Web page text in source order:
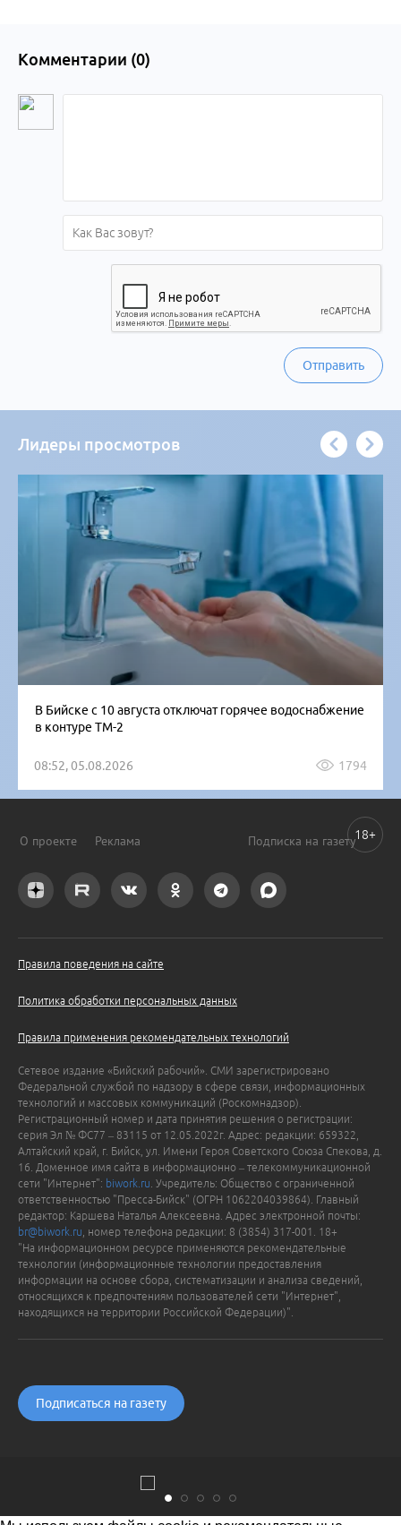
Комментарии (0)
Отправить
Лидеры просмотров
В Бийске с 10 августа отключат горячее водоснабжение
в контуре ТМ-2
08:52, 05.08.2026 1794
О проекте Реклама Подписка на газету
Правила поведения на сайте
Политика обработки персональных данных
Правила применения рекомендательных технологий
Сетевое издание «Бийский рабочий». СМИ зарегистрировано
Федеральной службой по надзору в сфере связи, информационных
технологий и массовых коммуникаций (Роскомнадзор).
Регистрационный номер и дата принятия решения о регистрации:
серия Эл № ФС77 – 83115 от 12.05.2022г. Адрес: редакции: 659322,
Алтайский край, г. Бийск, ул. Имени Героя Советского Союза Спекова, д.
16. Доменное имя сайта в информационно – телекоммуникационной
сети "Интернет": biwork.ru . Учредитель: Общество с ограниченной
ответственностью "Пресса-Бийск" (ОГРН 1062204039864). Главный
редактор: Каршева Наталья Алексеевна. Адрес электронной почты:
br@biwork.ru , номер телефона редакции: 8 (3854) 317-001. 18+
"На информационном ресурсе применяются рекомендательные
технологии (информационные технологии предоставления
информации на основе сбора, систематизации и анализа сведений,
относящихся к предпочтениям пользователей сети "Интернет",
находящихся на территории Российской Федерации)".
Подписаться на газету
18+